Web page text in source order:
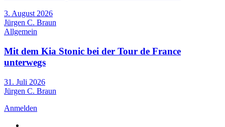
3. August 2026
Jürgen C. Braun
Allgemein
Mit dem Kia Stonic bei der Tour de France
unterwegs
31. Juli 2026
Jürgen C. Braun
Anmelden